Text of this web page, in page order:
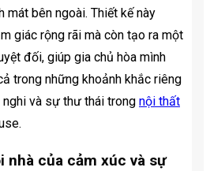
mát bên ngoài. Thiết kế này
giác rộng rãi mà còn tạo ra một
đối, giúp gia chủ hòa mình
trong những khoảnh khắc riêng
và sự thư thái trong nội thất
nhà của cảm xúc và sự